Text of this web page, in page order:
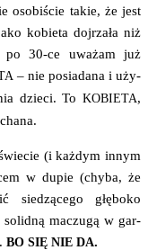
oso­bi­ście takie, że jest
kobie­ta doj­rza­ła niż
po 30-ce uwa­żam już
– nie posia­da­na i uży­
dzie­ci. To KOBIETA,
(i każ­dym innym
w dupie (chy­ba, że
głę­bo­ko
solid­ną maczu­gą w gar­
BO SIĘ NIE DA.